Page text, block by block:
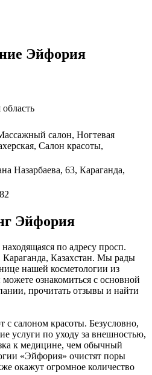
Эйфория
салон, Ногтевая
Салон красоты,
Назарбаева, 63, Караганда,
Эйфория
по адресу просп.
Караганда, Казахстан. Мы рады
нашей косметологии из
ознакомиться с основной
прочитать отзывы и найти
с салоном красоты. Безусловно,
услуги по уходу за внешностью,
к медицине, чем обычный
«Эйфория» очистят поры
окажут огромное количество